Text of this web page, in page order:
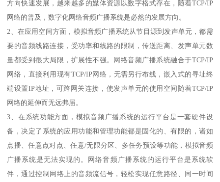
方向快速发展，越来越多的媒体资源以数字格式存在，随着TCP/IP
网络的普及，数字化网络音频广播系统是必然的发展方向。
2、在应用空间方面，模拟音频广播系统从节目源到发声单元，都需
要的音频线路连接，受功率和线路的限制，传送距离、发声单元数
量都受到很大局限，扩展性不强。网络音频广播系统融合于TCP/IP
网络，直接利用现有TCP/IP网络，无需另行布线，嵌入式的寻址终
端设置IP地址，可跨网关连接，使发声单元的使用空间随着TCP/IP
网络的延伸而无远弗届。
3、在系统功能方面，模拟音频广播系统的运行平台是一套硬件设
备，决定了系统的应用功能和管理功能都是固化的、有限的，诸如
点播、任意点对点、任意/无限分区、多任务预设等功能，模拟音频
广播系统是无法实现的。网络音频广播系统的运行平台是系统软
件，通过控制网络上的音频流信号，轻松实现任意路径、同一时间